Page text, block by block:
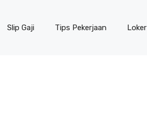
Slip Gaji Tips Pekerjaan Loker